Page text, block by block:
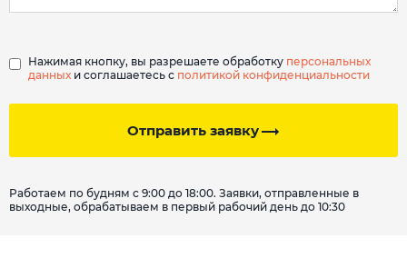
Отправить заявку
Нажимая кнопку, вы разрешаете обработку персональных
данных и соглашаетесь с политикой конфиденциальности
Работаем по будням с 9:00 до 18:00. Заявки, отправленные в
выходные, обрабатываем в первый рабочий день до 10:30